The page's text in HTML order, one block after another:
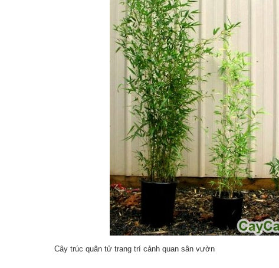
Cây trúc quân tử trang trí cảnh quan sân vườn